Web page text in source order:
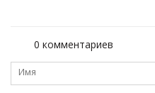
0 комментариев